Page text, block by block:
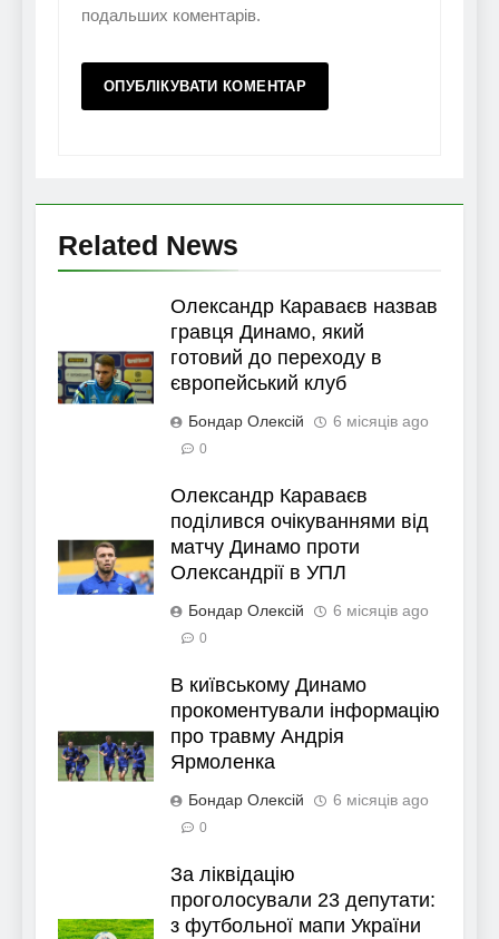
подальших коментарів.
Related News
Олександр Караваєв назвав
гравця Динамо, який
готовий до переходу в
європейський клуб
Бондар Олексій 6 місяців ago
0
Олександр Караваєв
поділився очікуваннями від
матчу Динамо проти
Олександрії в УПЛ
Бондар Олексій 6 місяців ago
0
В київському Динамо
прокоментували інформацію
про травму Андрія
Ярмоленка
Бондар Олексій 6 місяців ago
0
За ліквідацію
проголосували 23 депутати:
з футбольної мапи України